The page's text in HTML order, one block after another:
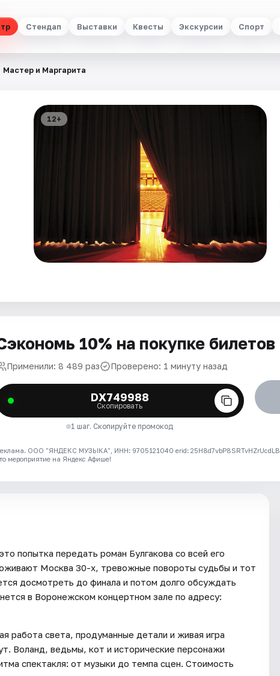
Стендап Выставки Квесты Экскурсии Спорт
Мастер и Маргарита
12+
10% на покупке билетов
Применили: 8 489 раз Проверено: 1 минуту назад
DX749988
Скопировать
1 шаг. Скопируйте промокод
ООО "ЯНДЕКС МУЗЫКА", ИНН: 9705121040 erid: 25H8d7vbP8SRTvHZrUcdLB
мероприятие на Яндекс Афише!
попытка передать роман Булгакова со всей его
Москва 30-х, тревожные повороты судьбы и тот
досмотреть до финала и потом долго обсуждать
в Воронежском концертном зале по адресу:
работа света, продуманные детали и живая игра
Воланд, ведьмы, кот и исторические персонажи
спектакля: от музыки до темпа сцен. Стоимость